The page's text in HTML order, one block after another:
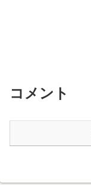
コメント